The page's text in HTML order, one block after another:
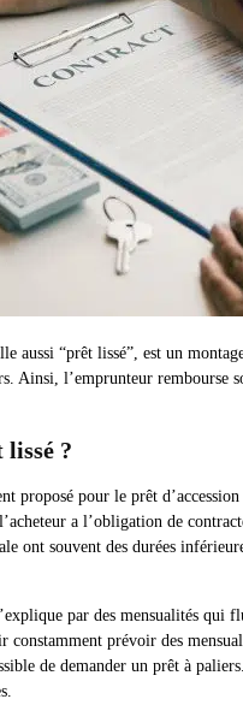
aussi “prêt lissé”, est un
Ainsi, l’emprunteur rembourse
lissé ?
proposé pour le prêt
a l’obligation de
ont souvent des durées
par des mensualités
constamment prévoir des
de demander un prêt à